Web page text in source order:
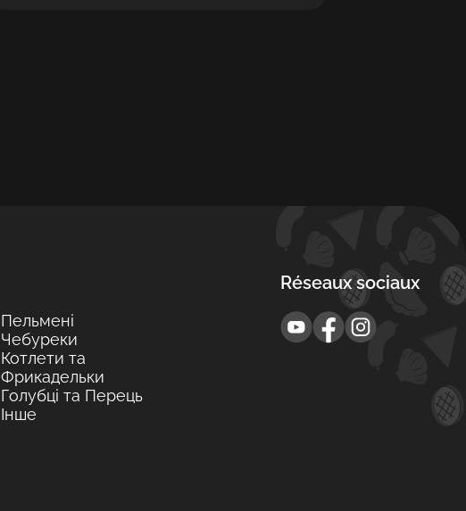
Пельмені
Чебуреки
Котлети та
Фрикадельки
Голубці та Перець
Інше
Réseaux sociaux